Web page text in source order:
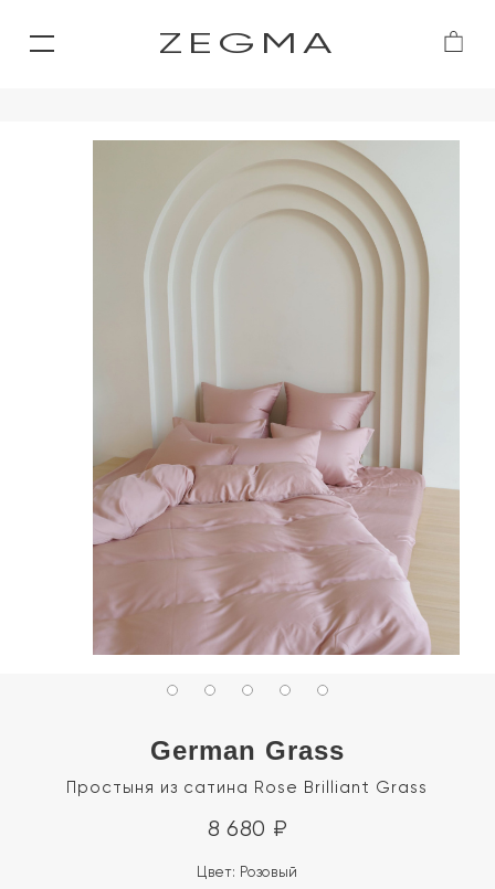
ZEGMA
German Grass
Простыня из сатина Rose Brilliant Grass
8 680 ₽
Цвет: Розовый